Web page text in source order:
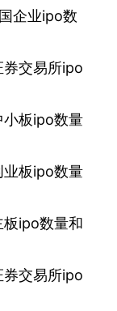
企业ipo数
券交易所ipo
板ipo数量
板ipo数量
ipo数量和
券交易所ipo